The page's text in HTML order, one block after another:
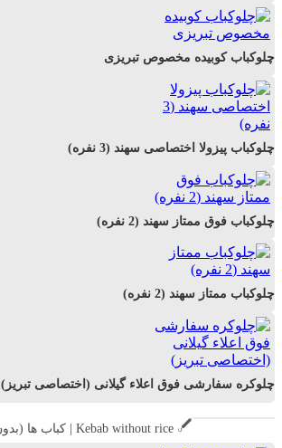
چلوکباب کوبیده مخصوص تبریزی
چلوکباب پیزولا اختصاصی سهند (3 نفره)
چلوکباب فوق ممتاز سهند (2 نفره)
چلوکباب ممتاز سهند (2 نفره)
چلوکره سفارشی فوق اعلاء گیلانی (اختصاصی تبریز)
کباب ها (بدون چلو) | Kebab without rice